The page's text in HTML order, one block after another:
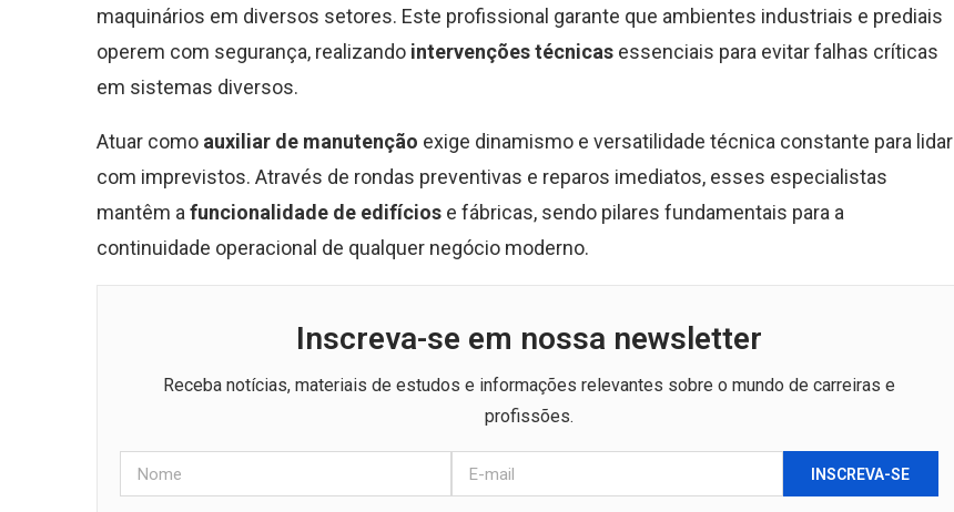
maquinários em diversos setores. Este profissional garante que ambientes industriais e prediais
operem com segurança, realizando intervenções técnicas essenciais para evitar falhas críticas
em sistemas diversos.
Atuar como auxiliar de manutenção exige dinamismo e versatilidade técnica constante para lidar
com imprevistos. Através de rondas preventivas e reparos imediatos, esses especialistas
mantêm afuncionalidade de edifícios e fábricas, sendo pilares fundamentais para a
continuidade operacional de qualquer negócio moderno.
Inscreva-se em nossa newsletter
Receba notícias, materiais de estudos e informações relevantes sobre o mundo de carreiras e
profissões.
INSCREVA-SE